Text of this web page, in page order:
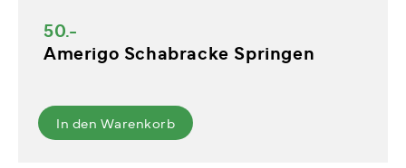
50.-
Amerigo Schabracke Springen
In den Warenkorb